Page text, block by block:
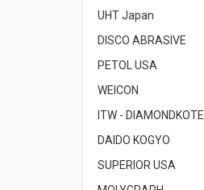
UHT Japan
DISCO ABRASIVE
PETOL USA
WEICON
ITW - DIAMONDKOTE
DAIDO KOGYO
SUPERIOR USA